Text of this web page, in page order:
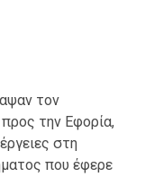
τον
την Εφορία,
στη
που έφερε